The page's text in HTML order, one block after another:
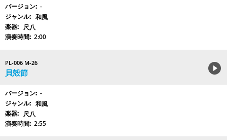
-
和風
尺八
2:00
PL-006 M-26
貝殻節
-
和風
尺八
2:55